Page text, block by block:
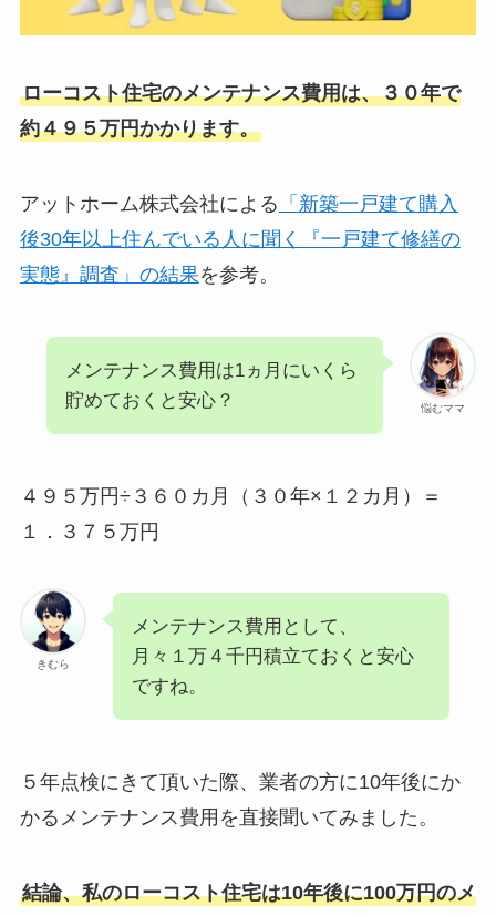
ローコスト住宅のメンテナンス費用は、３０年で
約４９５万円かかります。
アットホーム株式会社による 「新築一戸建て購入
後30年以上住んでいる人に聞く『一戸建て修繕の
実態』調査」の結果を参考。
悩むママ
メンテナンス費用は1ヵ月にいくら
貯めておくと安心？
４９５万円÷３６０カ月（３０年×１２カ月）＝
１．３７５万円
きむら
メンテナンス費用として、
月々１万４千円積立ておくと安心
ですね。
５年点検にきて頂いた際、業者の方に10年後にか
かるメンテナンス費用を直接聞いてみました。
結論、私のローコスト住宅は10年後に100万円のメ